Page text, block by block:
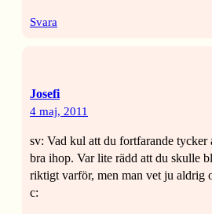
Svara
Josefi
4 maj, 2011
sv: Vad kul att du fortfarande tycker
bra ihop. Var lite rädd att du skulle
riktigt varför, men man vet ju aldrig
c: